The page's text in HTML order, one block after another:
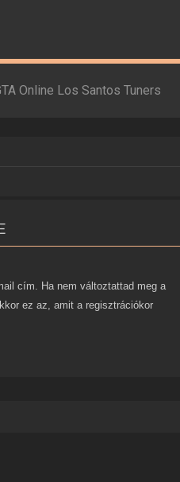
Online Los Santos Tuners
cím. Ha nem változtattad meg a
ez az, amit a regisztrációkor